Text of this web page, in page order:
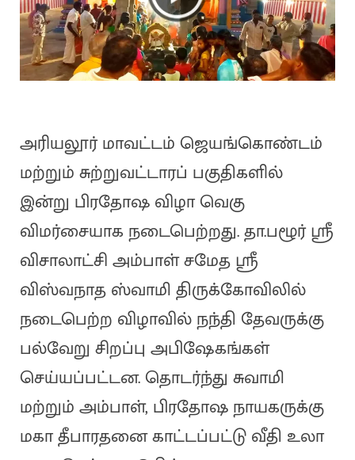
அரியலூர் மாவட்டம் ஜெயங்கொண்டம்
மற்றும் சுற்றுவட்டாரப் பகுதிகளில்
இன்று பிரதோஷ விழா வெகு
விமர்சையாக நடைபெற்றது. தா.பழூர் ஸ்ரீ
விசாலாட்சி அம்பாள் சமேத ஸ்ரீ
விஸ்வநாத ஸ்வாமி திருக்கோவிலில்
நடைபெற்ற விழாவில் நந்தி தேவருக்கு
பல்வேறு சிறப்பு அபிஷேகங்கள்
செய்யப்பட்டன. தொடர்ந்து சுவாமி
மற்றும் அம்பாள், பிரதோஷ நாயகருக்கு
மகா தீபாரதனை காட்டப்பட்டு வீதி உலா